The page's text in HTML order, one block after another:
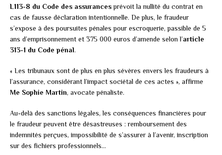
L113-8 du Code des assurancesprévoit la nullité du contrat en
cas de fausse déclaration intentionnelle. De plus, le fraudeur
s’expose à des poursuites pénales pour escroquerie, passible de 5
ans d’emprisonnement et 375 000 euros d’amende selon l’article
313-1 du Code pénal.
« Les tribunaux sont de plus en plus sévères envers les fraudeurs à
l’assurance, considérant l’impact sociétal de ces actes », affirme
Me Sophie Martin, avocate pénaliste.
Au-delà des sanctions légales, les conséquences financières pour
le fraudeur peuvent être désastreuses : remboursement des
indemnités perçues, impossibilité de s’assurer à l’avenir, inscription
sur des fichiers professionnels…